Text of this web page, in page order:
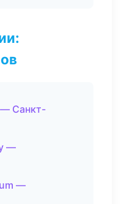
Санкт-
—
—